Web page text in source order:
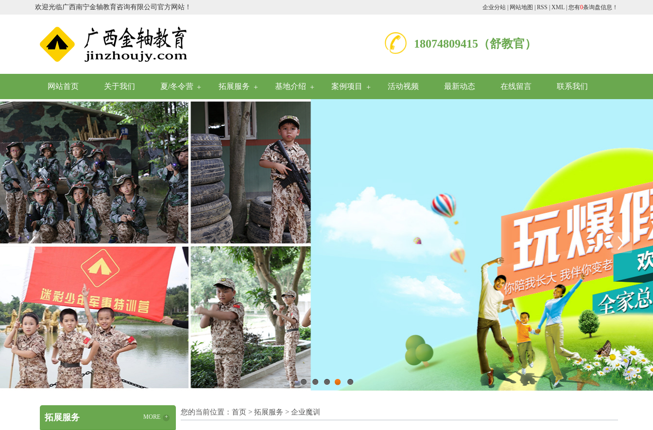
欢迎光临广西南宁金轴教育咨询有限公司官方网站！ 企业分站 网站地图 RSS XML 您有0条询盘信息！
18074809415（舒教官）
网站首页 关于我们 夏/冬令营 拓展服务 基地介绍 案例项目 活动视频 最新动态 在线留言 联系我们
1 2 3 4 5
拓展服务 MORE +
您的当前位置： 首页 > 拓展服务 > 企业魔训